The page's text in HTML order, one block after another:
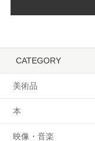
CATEGORY
美術品
本
映像・音楽